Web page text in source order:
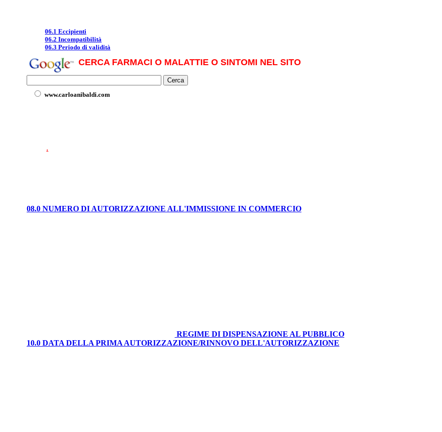
06.1 Eccipienti
06.2 Incompatibilità
06.3 Periodo di validità
CERCA FARMACI O MALATTIE O SINTOMI NEL SITO
www.carloanibaldi.com
.
08.0 NUMERO DI AUTORIZZAZIONE ALL'IMMISSIONE IN COMMERCIO
REGIME DI DISPENSAZIONE AL PUBBLICO
10.0 DATA DELLA PRIMA AUTORIZZAZIONE/RINNOVO DELL'AUTORIZZAZIONE